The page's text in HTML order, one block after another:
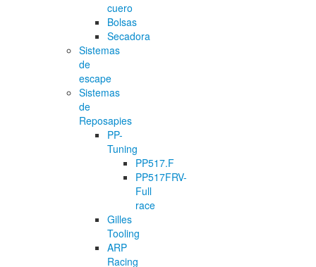
cuero
Bolsas
Secadora
Sistemas
de
escape
Sistemas
de
Reposapies
PP-
Tuning
PP517.F
PP517FRV-
Full
race
Gilles
Tooling
ARP
Racing